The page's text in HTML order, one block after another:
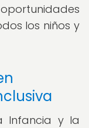
los niños y
Infancia y la